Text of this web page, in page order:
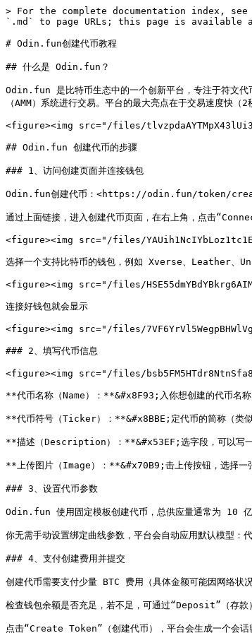
> For the complete documentation index,
`.md` to page URLs; this page is available
# Odin.fun创建代币教程
## 什么是 Odin.fun？
Odin.fun 是比特币生态中的一个创新平台，专注于符文
（AMM）系统进行交易。平台的最大亮点在于交易速度快
<figure><img src="/files/
## Odin.fun 创建代币的步骤
### 1、访问创建页面并连接钱包
Odin.fun创建代币：<https://odin.fun/token/
通过上面链接，进入创建代币页面，在右上角，点击
<figure><img src="/files/
选择一个支持比特币的钱包，例如 Xverse、Leather、
<figure><img src="/files/
连接好钱包就会显示
<figure><img src="/files/
### 2、填写代币信息
<figure><img src="/files/
**代币名称（Name）：**&#x8F93;入你想创建的代币名称
**代币符号（Ticker）：**&#x8BBE;定代币的简称（类似
**描述（Description）：**&#x53EF;选字段，可以写一
**上传图片（Image）：**&#x70B9;击上传按钮，选择一
### 3、设置代币参数
Odin.fun 使用固定模板创建代币，总供应量通常为 10 亿
你无需手动设置绑定曲线参数，平台会自动应用默认模型：
### 4、支付创建费用并提交
创建代币需要支付少量 BTC 费用（具体金额可能因网络
检查钱包余额是否充足，若不足，可通过“Deposit”（存款
点击“Create Token”（创建代币），平台会生成一个会话